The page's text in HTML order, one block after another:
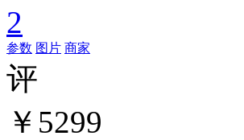
2
参数 图片 商家
评
￥5299